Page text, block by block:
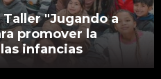
"Jugando a
promover la
infancias